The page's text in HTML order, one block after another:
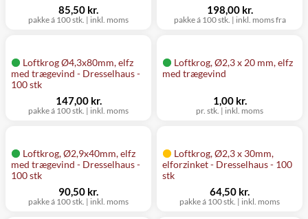
pakke á 100 stk. | inkl. moms
85,50 kr.
pakke á 100 stk. | inkl. moms fra
198,00 kr.
Loftkrog Ø4,3x80mm, elfz
med trægevind - Dresselhaus -
100 stk
pakke á 100 stk. | inkl. moms
147,00 kr.
Loftkrog, Ø2,3 x 20 mm, elfz
med trægevind
pr. stk. | inkl. moms
1,00 kr.
Loftkrog, Ø2,9x40mm, elfz
med trægevind - Dresselhaus -
100 stk
pakke á 100 stk. | inkl. moms
90,50 kr.
Loftkrog, Ø2,3 x 30mm,
elforzinket - Dresselhaus - 100
stk
pakke á 100 stk. | inkl. moms
64,50 kr.